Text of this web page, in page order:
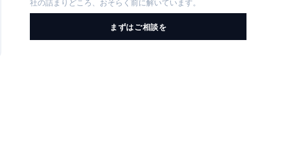
社の詰まりどころ、おそらく前に解いています。
まずはご相談を